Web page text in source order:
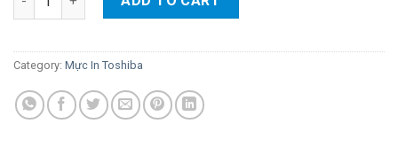
Category: Mực In Toshiba